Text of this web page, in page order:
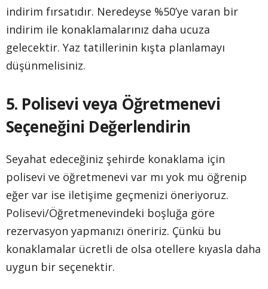
indirim fırsatıdır. Neredeyse %50’ye varan bir
indirim ile konaklamalarınız daha ucuza
gelecektir. Yaz tatillerinin kışta planlamayı
düşünmelisiniz.
5. Polisevi veya Öğretmenevi
Seçeneğini Değerlendirin
Seyahat edeceğiniz şehirde konaklama için
polisevi ve öğretmenevi var mı yok mu öğrenip
eğer var ise iletişime geçmenizi öneriyoruz.
Polisevi/Öğretmenevindeki boşluğa göre
rezervasyon yapmanızı öneririz. Çünkü bu
konaklamalar ücretli de olsa otellere kıyasla daha
uygun bir seçenektir.